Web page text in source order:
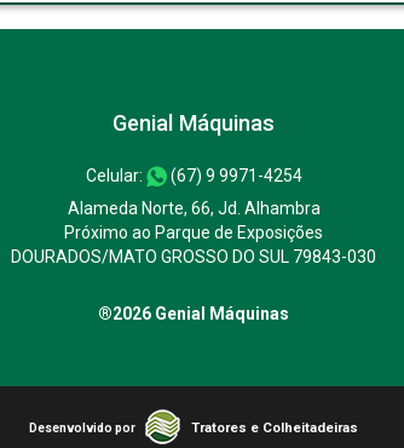
Genial Máquinas
Celular:
(67) 9 9971-4254
Alameda Norte, 66, Jd. Alhambra
Próximo ao Parque de Exposições
DOURADOS/MATO GROSSO DO SUL 79843-030
®2026 Genial Máquinas
Desenvolvido por Tratores e Colheitadeiras